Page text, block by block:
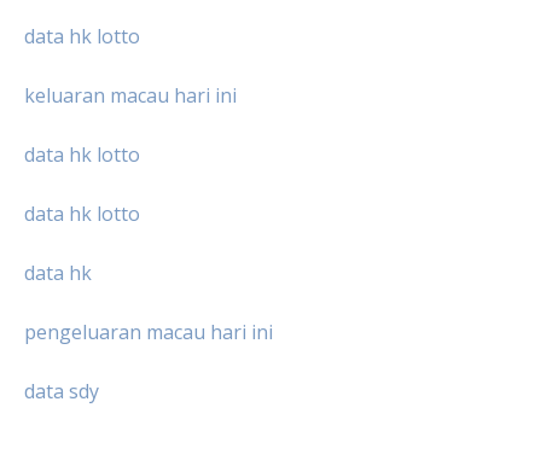
data hk lotto
keluaran macau hari ini
data hk lotto
data hk lotto
data hk
pengeluaran macau hari ini
data sdy